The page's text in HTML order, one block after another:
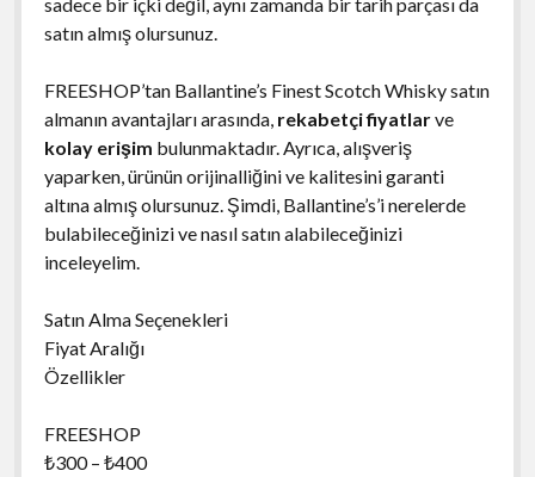
satın almış olursunuz.
FREESHOP’tan Ballantine’s Finest Scotch Whisky satın
almanın avantajları arasında, rekabetçi fiyatlarve
kolay erişim bulunmaktadır. Ayrıca, alışveriş
yaparken, ürünün orijinalliğini ve kalitesini garanti
altına almış olursunuz. Şimdi, Ballantine’s’i nerelerde
bulabileceğinizi ve nasıl satın alabileceğinizi
inceleyelim.
Satın Alma Seçenekleri
Fiyat Aralığı
Özellikler
FREESHOP
₺300 – ₺400